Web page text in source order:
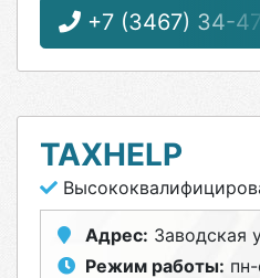
+7 (3467) 34-
TAXHELP
Адрес: Заводская
Режим работы: